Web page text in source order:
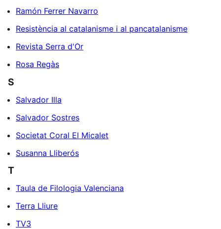
Ramón Ferrer Navarro
Resistència al catalanisme i al pancatalanisme
Revista Serra d'Or
Rosa Regàs
S
Salvador Illa
Salvador Sostres
Societat Coral El Micalet
Susanna Lliberós
T
Taula de Filologia Valenciana
Terra Lliure
TV3